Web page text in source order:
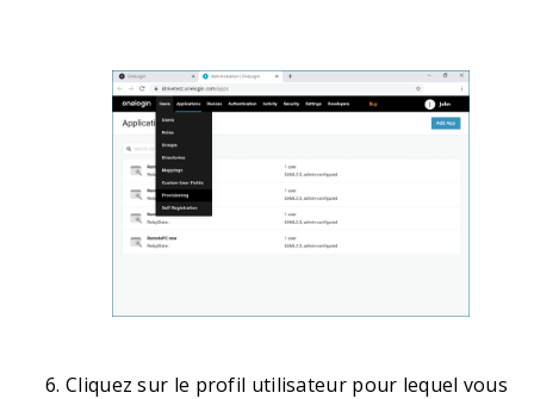
Cliquez sur le profil utilisateur pour lequel vous